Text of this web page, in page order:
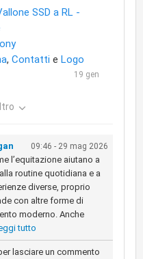
SSD a RL -
, Contatti e Logo
19 gen
09:46 - 29 mag 2026
l’equitazione aiutano a
routine quotidiana e a
diverse, proprio
con altre forme di
moderno. Anche
tutto
lasciare un commento